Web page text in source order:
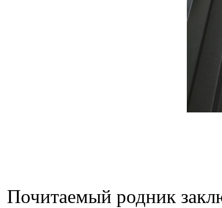
Почитаемый родник